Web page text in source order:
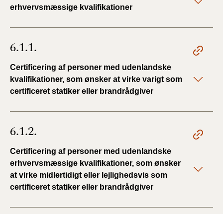
erhvervsmæssige kvalifikationer
6.1.1.
Certificering af personer med udenlandske
kvalifikationer, som ønsker at virke varigt som
certificeret statiker eller brandrådgiver
6.1.2.
Certificering af personer med udenlandske
erhvervsmæssige kvalifikationer, som ønsker
at virke midlertidigt eller lejlighedsvis som
certificeret statiker eller brandrådgiver